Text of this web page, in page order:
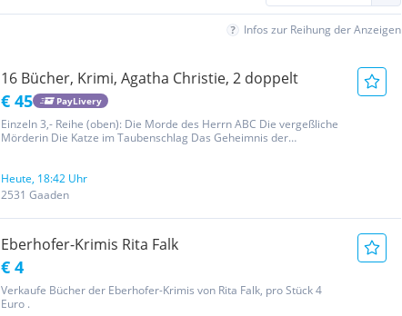
Infos zur Reihung der Anzeigen
16 Bücher, Krimi, Agatha Christie, 2 doppelt
€ 45 PayLivery
Einzeln 3,- Reihe (oben): Die Morde des Herrn ABC Die vergeßliche
Mörderin Die Katze im Taubenschlag Das Geheimnis der
nicht 3....
Heute, 18:42 Uhr
2531 Gaaden
Eberhofer-Krimis Rita Falk
€ 4
Verkaufe Bücher der Eberhofer-Krimis von Rita Falk, pro Stück 4
Euro .